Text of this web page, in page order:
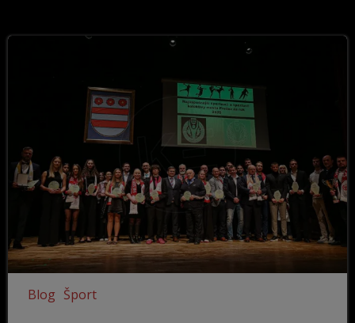
Blog Šport